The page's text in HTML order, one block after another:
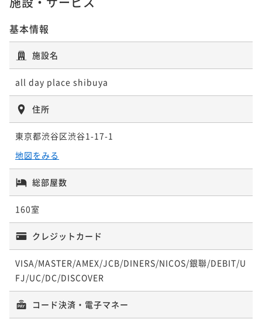
ポイントアップ
【早期割28】early bird 28＜朝食付＞
朝食付き 現地決済可 事前決済可
IN 15:00 - 29:00 OUT11:00
¥49,852~
ポイントアップ
素泊まり 現地決済可
¥ 61,216 ~
ポイントアップ
【2連泊】2-night stay＜朝食付＞
朝食付き
ポイントアップ
【早期割55】early bird 55＜朝食付＞
朝食付き 現地決済可 事前決済可
IN 15:00 - 24:45 OUT11:00
¥40,042~
【スタンダード】～渋谷駅徒歩5分の好立地～渋谷のま
ちとつながるパブリック空間を満喫＜朝食付＞
朝食付き 現地決済可 事前決済可
IN 15:00 - 29:00 OUT11:00
¥43,930~
ポイントアップ
【早期割28】early bird 28＜素泊り＞
素泊まり 現地決済可 事前決済可
基本情報
施設名
all day place shibuya
住所
東京都渋谷区渋谷1-17-1
地図をみる
総部屋数
160室
クレジットカード
VISA/MASTER/AMEX/JCB/DINERS/NICOS/銀聯/DEBIT/U
FJ/UC/DC/DISCOVER
コード決済・電子マネー